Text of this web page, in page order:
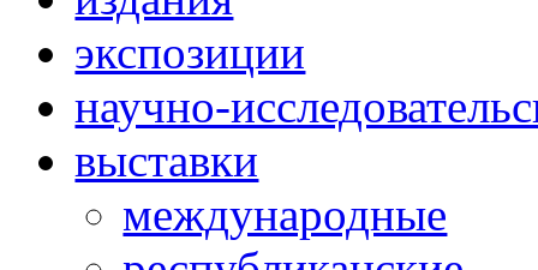
экспозиции
научно-
выставки
международные